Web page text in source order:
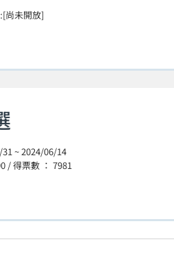
尚未開放]
~ 2024/06/14
/ 得票數 ： 7981